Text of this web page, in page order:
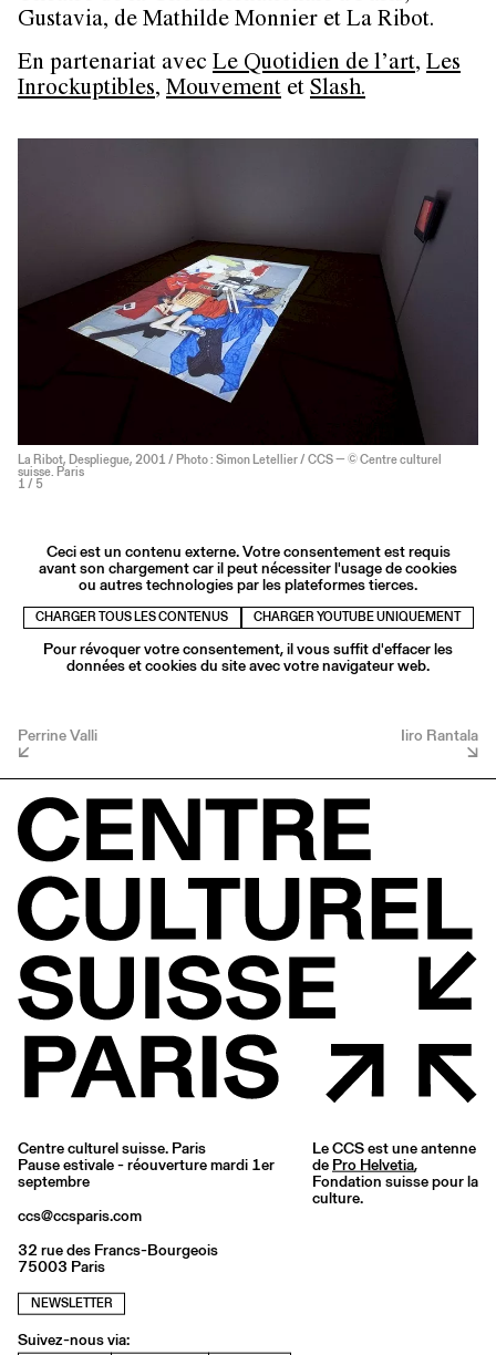
Gustavia, de Mathilde Monnier et La Ribot.
En partenariat avec Le Quotidien de l’art, Les
Inrockuptibles, Mouvement et Slash.
La Ribot, Despliegue, 2001 / Photo : Simon Letellier / CCS — © Centre culturel
suisse. Paris
1 / 5
Ceci est un contenu externe. Votre consentement est requis
avant son chargement car il peut nécessiter l'usage de cookies
ou autres technologies par les plateformes tierces.
CHARGER TOUS LES CONTENUS CHARGER YOUTUBE UNIQUEMENT
Pour révoquer votre consentement, il vous suffit d'effacer les
données et cookies du site avec votre navigateur web.
Perrine Valli Iiro Rantala
Centre culturel suisse. Paris
Pause estivale - réouverture mardi 1er
septembre
ccs@ccsparis.com
32 rue des Francs-Bourgeois
75003 Paris
NEWSLETTER
Suivez-nous via:
Le CCS est une antenne
de Pro Helvetia,
Fondation suisse pour la
culture.